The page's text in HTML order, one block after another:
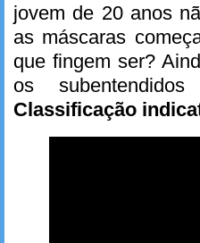
jovem de 20 anos
as máscaras
que fingem ser?
os
Classificação